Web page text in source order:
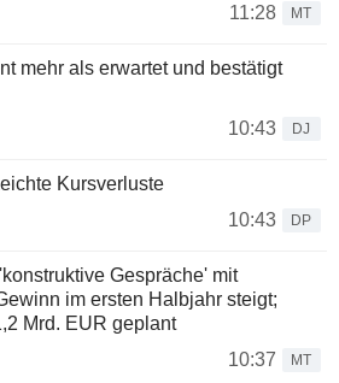
11:28
MT
mehr als erwartet und bestätigt
10:43
DJ
Kursverluste
10:43
DP
Gespräche' mit
im ersten Halbjahr steigt;
Mrd. EUR geplant
10:37
MT